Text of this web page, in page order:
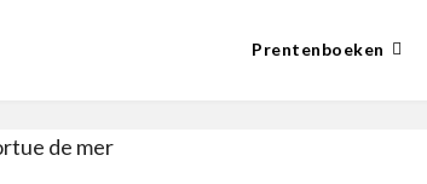
Prentenboeken
de mer